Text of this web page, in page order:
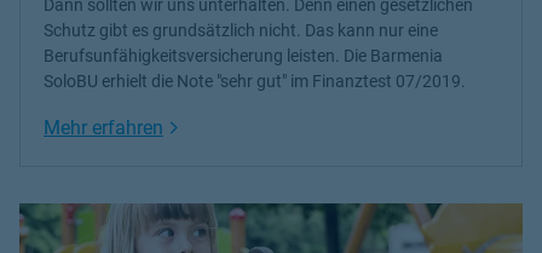
Dann sollten wir uns unterhalten. Denn einen gesetzlichen
Schutz gibt es grundsätzlich nicht. Das kann nur eine
Berufsunfähigkeitsversicherung leisten. Die Barmenia
SoloBU erhielt die Note "sehr gut" im Finanztest 07/2019.
Mehr erfahren Link Opens in New Tab